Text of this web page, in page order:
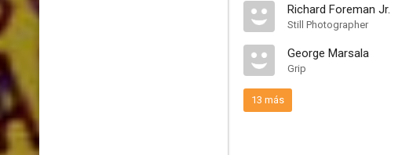
Richard Foreman Jr.
Still Photographer
George Marsala
Grip
13 más